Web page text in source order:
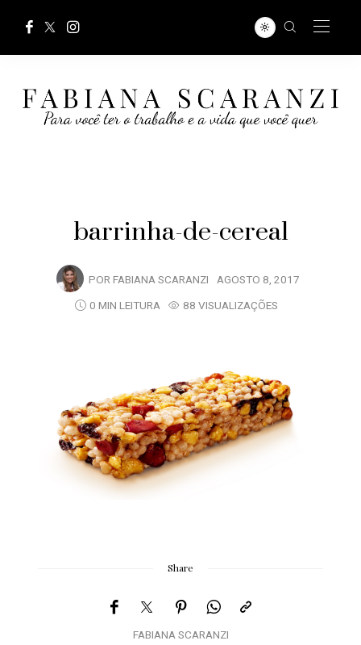
barrinha-de-cereal
POR FABIANA SCARANZI AGOSTO 8, 2017
0 MIN LEITURA
88 VISUALIZAÇÕES
Share
FABIANA SCARANZI